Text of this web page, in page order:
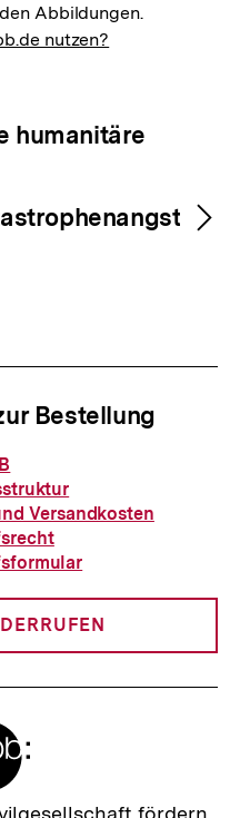
Abbildungen.
nutzen?
humanitäre
Bestellung
Versandkosten
fördern